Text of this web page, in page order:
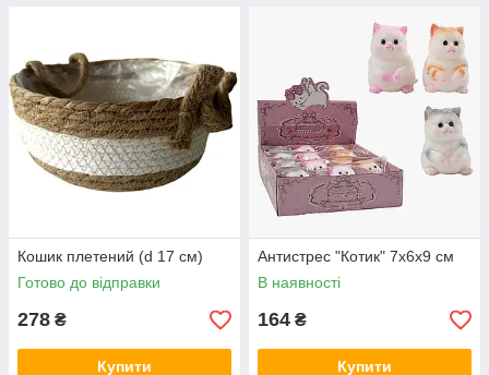
Кошик плетений (d 17 см)
Готово до відправки
278 ₴
Купити
Антистрес "Котик" 7х6х9 см
В наявності
164 ₴
Купити